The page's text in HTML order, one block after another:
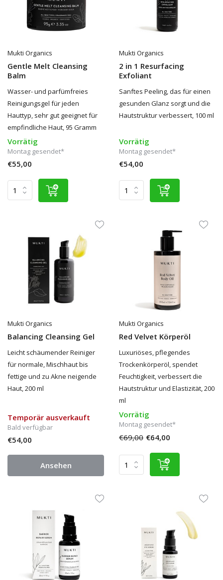
Mukti Organics
Gentle Melt Cleansing
Balm
Wasser- und parfümfreies
Reinigungsgel für jeden
Hauttyp, sehr gut geeignet für
empfindliche Haut, 95 Gramm
Vorrätig
Montag gesendet*
€55,00
Mukti Organics
2 in 1 Resurfacing
Exfoliant
Sanftes Peeling, das für einen
gesunden Glanz sorgt und die
Hautstruktur verbessert, 100 ml
Vorrätig
Montag gesendet*
€54,00
Mukti Organics
Balancing Cleansing Gel
Leicht schäumender Reiniger
für normale, Mischhaut bis
fettige und zu Akne neigende
Haut, 200 ml
Temporär ausverkauft
Bald verfügbar
€54,00
Ansehen
Mukti Organics
Red Velvet Körperöl
Luxuriöses, pflegendes
Trockenkörperöl, spendet
Feuchtigkeit, verbessert die
Hautstruktur und Elastizität, 200
ml
Vorrätig
Montag gesendet*
€69,00 €64,00